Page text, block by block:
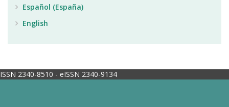
Español (España)
English
ISSN 2340-8510 - eISSN 2340-9134